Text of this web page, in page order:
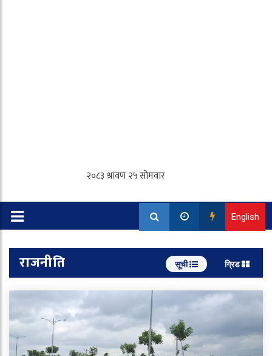
English
राजनीति सूची ग्रिड